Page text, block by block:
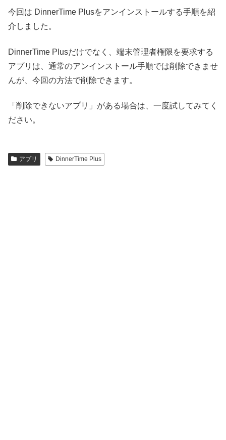
今回は DinnerTime Plusをアンインストールする手順を紹
介しました。
DinnerTime Plusだけでなく、端末管理者権限を要求する
アプリは、通常のアンインストール手順では削除できませ
んが、今回の方法で削除できます。
「削除できないアプリ」がある場合は、一度試してみてく
ださい。
アプリ DinnerTime Plus